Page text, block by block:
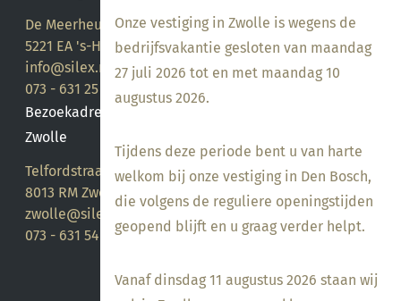
Onze vestiging in Zwolle is wegens de
bedrijfsvakantie gesloten van maandag
27 juli 2026 tot en met maandag 10
augustus 2026.
Tijdens deze periode bent u van harte
welkom bij onze vestiging in Den Bosch,
die volgens de reguliere openingstijden
geopend blijft en u graag verder helpt.
Vanaf dinsdag 11 augustus 2026 staan wij
De Meerheuvel 21
5221 EA 's-Hertogenbosch
info@silex.nl
073 - 631 25 28
Bezoekadres
Zwolle
Telfordstraat 14
8013 RM Zwolle
zwolle@silex.nl
073 - 631 54 05